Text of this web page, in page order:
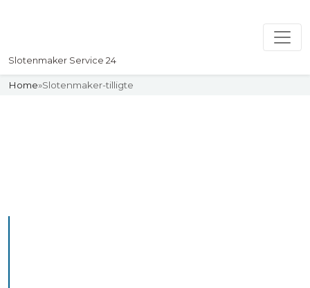
Slotenmaker Service 24
Home»Slotenmaker-tilligte